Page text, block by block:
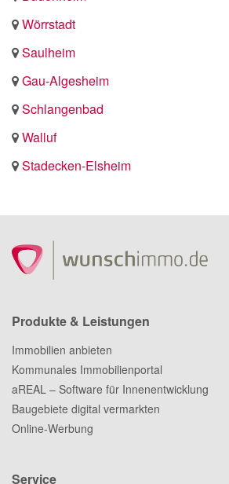
Wörrstadt
Saulheim
Gau-Algesheim
Schlangenbad
Walluf
Stadecken-Elsheim
Produkte & Leistungen
Immobilien anbieten
Kommunales Immobilienportal
aREAL – Software für Innenentwicklung
Baugebiete digital vermarkten
Online-Werbung
Service